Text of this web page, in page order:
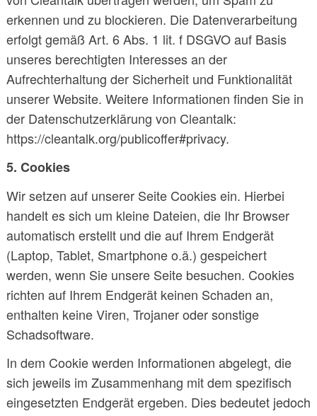
erkennen und zu blockieren. Die Datenverarbeitung
erfolgt gemäß Art. 6 Abs. 1 lit. f DSGVO auf Basis
unseres berechtigten Interesses an der
Aufrechterhaltung der Sicherheit und Funktionalität
unserer Website. Weitere Informationen finden Sie in
der Datenschutzerklärung von Cleantalk:
https://cleantalk.org/publicoffer#privacy.
5. Cookies
Wir setzen auf unserer Seite Cookies ein. Hierbei
handelt es sich um kleine Dateien, die Ihr Browser
automatisch erstellt und die auf Ihrem Endgerät
(Laptop, Tablet, Smartphone o.ä.) gespeichert
werden, wenn Sie unsere Seite besuchen. Cookies
richten auf Ihrem Endgerät keinen Schaden an,
enthalten keine Viren, Trojaner oder sonstige
Schadsoftware.
In dem Cookie werden Informationen abgelegt, die
sich jeweils im Zusammenhang mit dem spezifisch
eingesetzten Endgerät ergeben. Dies bedeutet jedoch